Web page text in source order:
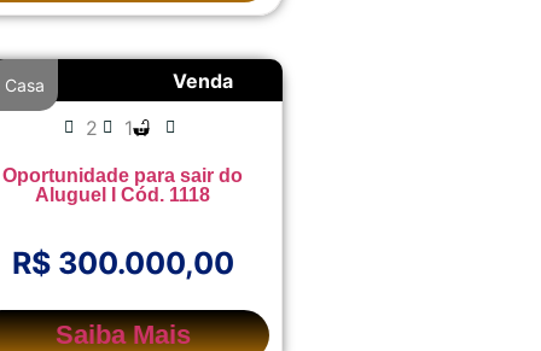
Venda
Casa
2 1
Oportunidade para sair do
Aluguel I Cód. 1118
R$ 300.000,00
Saiba Mais